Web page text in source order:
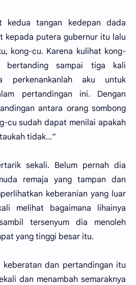
kedua tangan kedepan dada
kepada putera gubernur itu lalu
kong-cu. Karena kulihat kong-
bertanding sampai tiga kali
perkenankanlah aku untuk
pertandingan ini. Dengan
antara orang sombong
cu sudah dapat menilai apakah
tidak...“
sekali. Belum pernah dia
remaja yang tampan dan
keberanian yang luar
melihat bagaimana lihainya
tersenyum dia menoleh
yang tinggi besar itu.
keberatan dan pertandingan itu
dan menambah semaraknya